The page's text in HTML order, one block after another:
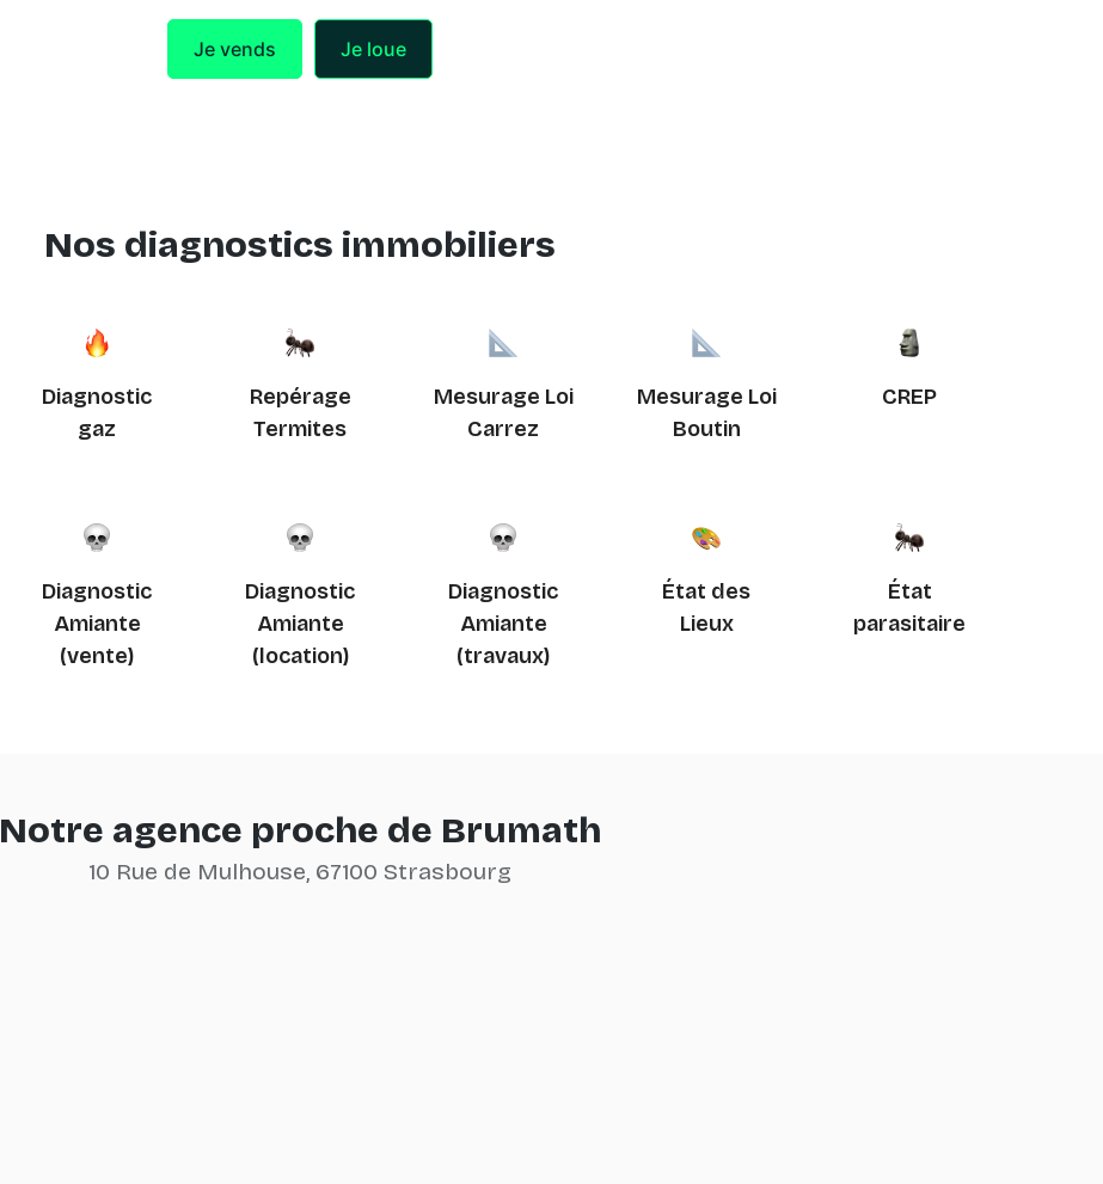
Je vends Je loue
Nos diagnostics immobiliers
Diagnostic
gaz
Repérage
Termites
Mesurage Loi
Carrez
Mesurage Loi
Boutin
CREP
Diagnostic
Amiante
(vente)
Diagnostic
Amiante
(location)
Diagnostic
Amiante
(travaux)
État des
Lieux
État
parasitaire
Notre agence proche de Brumath
10 Rue de Mulhouse, 67100 Strasbourg